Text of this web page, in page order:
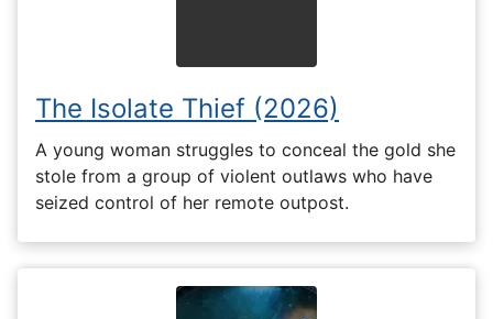
The Isolate Thief (2026)
A young woman struggles to conceal the gold she
stole from a group of violent outlaws who have
seized control of her remote outpost.